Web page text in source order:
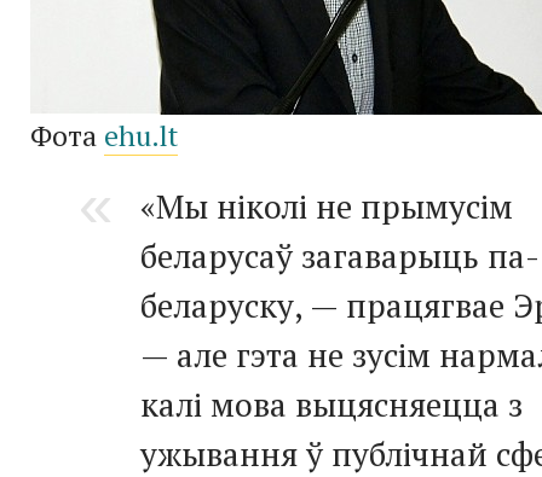
Фота ehu.lt
«Мы ніколі не прымусім
беларусаў загаварыць па-
беларуску, — працягвае
— але гэта не зусім
калі мова выцясняецца з
ужывання ў публічнай